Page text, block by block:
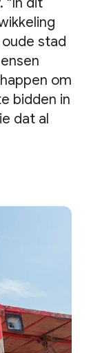
stad
om
bidden in
dat al